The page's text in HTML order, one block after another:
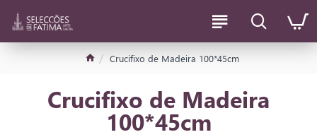
Crucifixo de Madeira 100*45cm
Crucifixo de Madeira
100*45cm